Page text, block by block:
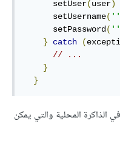
      setUser
(user)
      setUsername
( ''
      setPassword
( ''
}
catch (
// ...
}
}
المحلية والتي يمكن